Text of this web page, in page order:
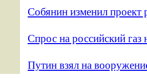
Собянин изменил
Спрос на российский газ
Путин взял на